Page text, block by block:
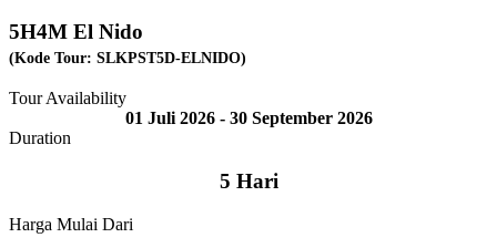
5H4M El Nido
(Kode Tour: SLKPST5D-ELNIDO)
Tour Availability
01 Juli 2026 - 30 September 2026
Duration
5 Hari
Harga Mulai Dari